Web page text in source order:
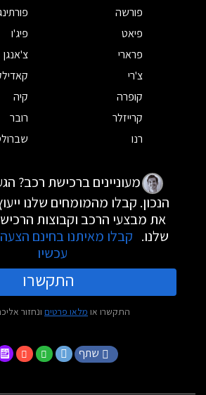
פורשה
פיאט
פיג'ו
פרארי
צ'אנגן
צ'רי
קופרה
קיה
קרייזלר
רובר
רנו
מעוניינים ברכישת רכב?
הנכון. קבלו מהמומחים שלנו
את מבצעי הרכב וקבוצות
שלנו. קבלו מאיתנו בחינם
עכשיו
התקשרו
התקשרו או מלאו פרטים ונחזור
שתף